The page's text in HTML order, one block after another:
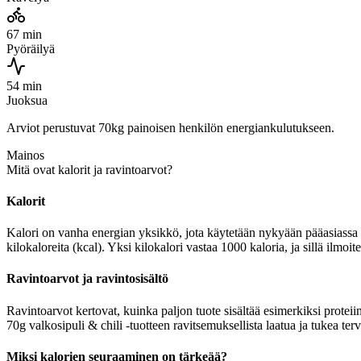
67 min
Pyöräilyä
54 min
Juoksua
Arviot perustuvat 70kg painoisen henkilön energiankulutukseen.
Mainos
Mitä ovat kalorit ja ravintoarvot?
Kalorit
Kalori on vanha energian yksikkö, jota käytetään nykyään
kilokaloreita (kcal). Yksi kilokalori vastaa 1000 kaloria, ja sillä
Ravintoarvot ja ravintosisältö
Ravintoarvot kertovat, kuinka paljon tuote sisältää esimerkiksi
70g valkosipuli & chili -tuotteen ravitsemuksellista laatua ja tukea
Miksi kalorien seuraaminen on tärkeää?